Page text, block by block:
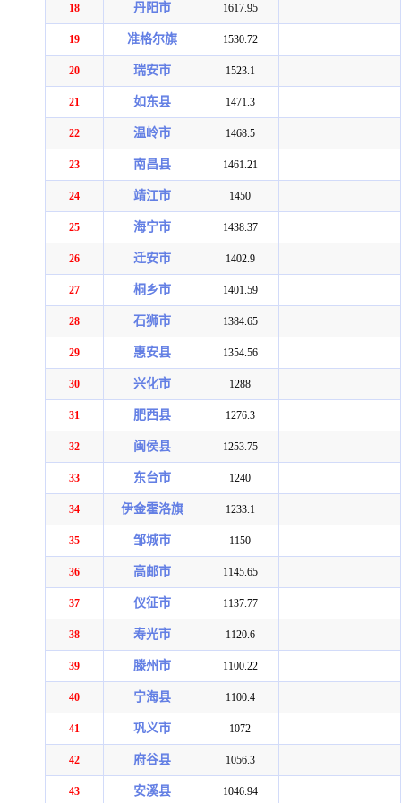
18 丹阳市 1617.95
19 准格尔旗 1530.72
20 瑞安市 1523.1
21 如东县 1471.3
22 温岭市 1468.5
23 南昌县 1461.21
24 靖江市 1450
25 海宁市 1438.37
26 迁安市 1402.9
27 桐乡市 1401.59
28 石狮市 1384.65
29 惠安县 1354.56
30 兴化市 1288
31 肥西县 1276.3
32 闽侯县 1253.75
33 东台市 1240
34 伊金霍洛旗 1233.1
35 邹城市 1150
36 高邮市 1145.65
37 仪征市 1137.77
38 寿光市 1120.6
39 滕州市 1100.22
40 宁海县 1100.4
41 巩义市 1072
42 府谷县 1056.3
43 安溪县 1046.94